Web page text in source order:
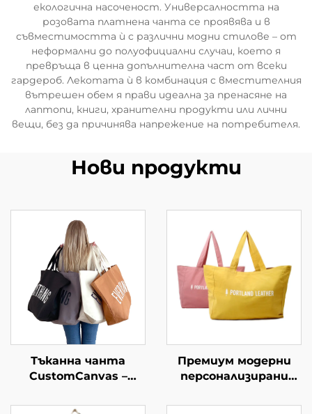
екологична насоченост. Универсалността на
розовата платнена чанта се проявява и в
съвместимостта ѝ с различни модни стилове – от
неформални до полуофициални случаи, което я
превръща в ценна допълнителна част от всеки
гардероб. Лекотата ѝ в комбинация с вместителния
вътрешен обем я прави идеална за пренасяне на
лаптопи, книги, хранителни продукти или лични
вещи, без да причинява напрежение на потребителя.
Нови продукти
Тъканна чанта
CustomCanvas –
всекидневна
Премиум модерни
персонализирани
персонализирани